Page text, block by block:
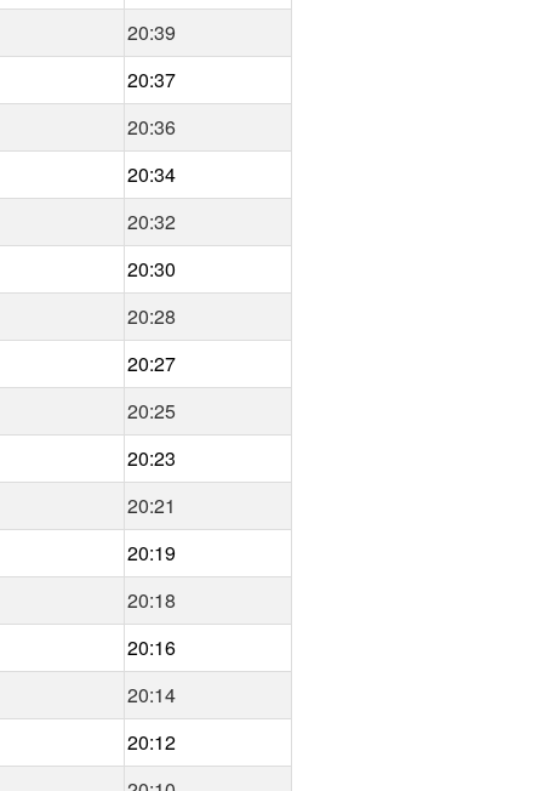
20:39
20:37
20:36
20:34
20:32
20:30
20:28
20:27
20:25
20:23
20:21
20:19
20:18
20:16
20:14
20:12